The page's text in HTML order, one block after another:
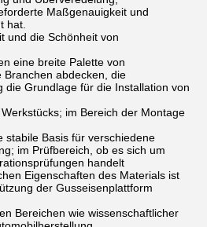
Maßgenauigkeit und
hat.
und die Schönheit von
eine breite Palette von
Branchen abdecken, die
die Grundlage für die Installation von
im Bereich der Montage
stabile Basis für verschiedene
im Prüfbereich, ob es sich um
handelt
Eigenschaften des Materials ist
der Gusseisenplattform
Bereichen wie wissenschaftlicher